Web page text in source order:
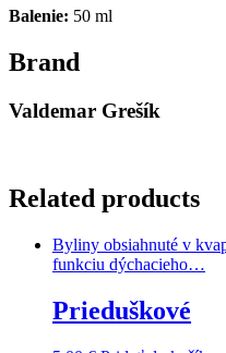
Balenie: 50 ml
Brand
Valdemar Grešík
Related products
Byliny obsiahnuté v
funkciu dýchacieho…
Prieduškové